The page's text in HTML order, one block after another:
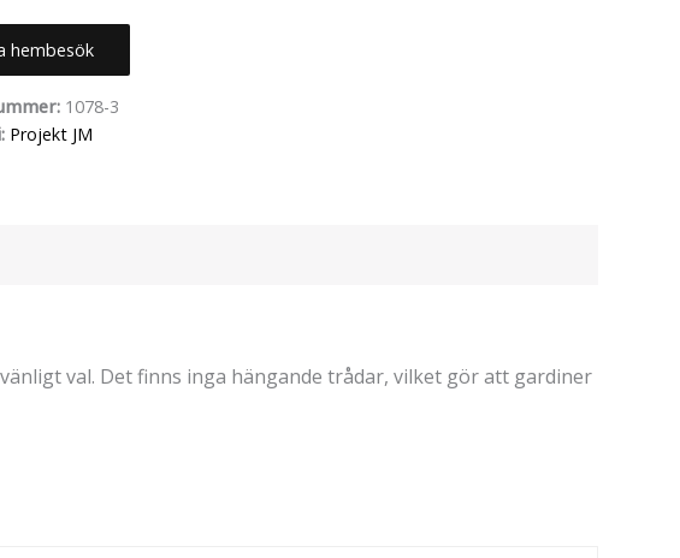
hembesök
1078-3
Projekt JM
val. Det finns inga hängande trådar, vilket gör att gardiner